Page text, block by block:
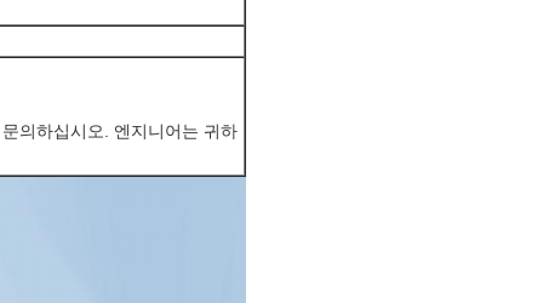
의하십시오. 엔지니어는 귀하